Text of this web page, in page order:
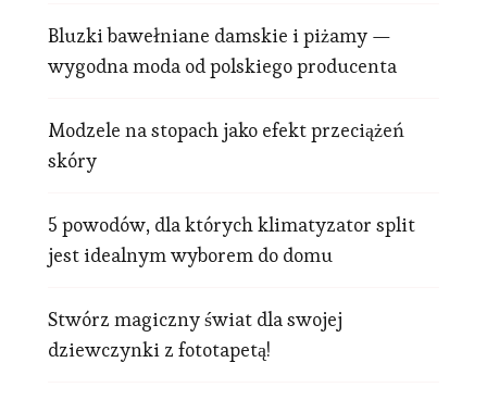
Bluzki bawełniane damskie i piżamy —
wygodna moda od polskiego producenta
Modzele na stopach jako efekt przeciążeń
skóry
5 powodów, dla których klimatyzator split
jest idealnym wyborem do domu
Stwórz magiczny świat dla swojej
dziewczynki z fototapetą!